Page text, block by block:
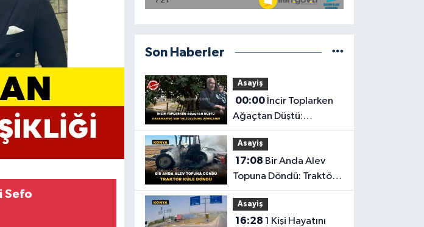
Sefo
Son Haberler
Asayiş
00:00İncir Toplarken
Ağaçtan Düştü:
Karaman'da Son
Yolculuğuna Uğurlandı
Asayiş
17:08
Topuna Döndü: Traktör
Küle Döndü
Asayiş
16:28